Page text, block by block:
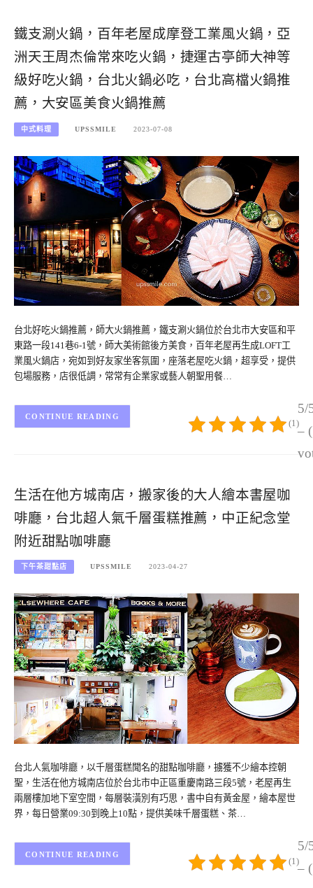
鐵支涮火鍋，百年老屋成摩登工業風火鍋，亞
洲天王周杰倫常來吃火鍋，捷運古亭師大神等
級好吃火鍋，台北火鍋必吃，台北高檔火鍋推
薦，大安區美食火鍋推薦
中式料理 UPSSMILE 2023-07-08
台北好吃火鍋推薦，師大火鍋推薦，鐵支涮火鍋位於台北市大安區和平
東路一段141巷6-1號，師大美術館後方美食，百年老屋再生成LOFT工
業風火鍋店，宛如到好友家坐客氛圍，座落老屋吃火鍋，超享受，提供
包場服務，店很低調，常常有企業家或藝人朝聖用餐…
5/
–
(1)
CONTINUE READING
生活在他方城南店，搬家後的大人繪本書屋咖
啡廳，台北超人氣千層蛋糕推薦，中正紀念堂
附近甜點咖啡廳
下午茶甜點店 UPSSMILE 2023-04-27
台北人氣咖啡廳，以千層蛋糕聞名的甜點咖啡廳，擄獲不少繪本控朝
聖，生活在他方城南店位於台北市中正區重慶南路三段5號，老屋再生
兩層樓加地下室空間，每層裝潢別有巧思，書中自有黃金屋，繪本屋世
界，每日營業09:30到晚上10點，提供美味千層蛋糕、茶…
5/
–
(1)
CONTINUE READING